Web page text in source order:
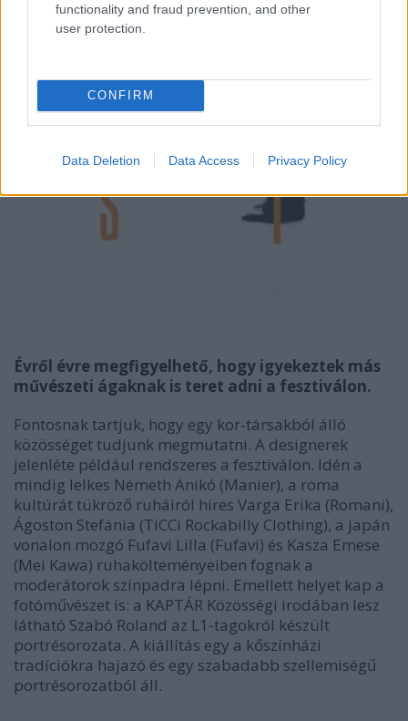
functionality and fraud prevention, and other
user protection.
CONFIRM
Data Deletion Data Access Privacy Policy
Évről évre megfigyelhető, hogy igyekeztek más
művészeti ágaknak is teret adni a fesztiválon.
Fontosnak tartjuk, hogy egy kor-társakból álló
közösséget tudjunk megmutatni. A designerek
jelenléte például rendszeres a fesztiválon. Idén a
mindig lelkes Németh Anikó (Manier), a roma
kultúrát tükröző ruháiról híres Varga Erika (Romani),
Ágoston Stefánia (TiCCi Rockabilly Clothing), a japán
vonalon mozgó Fufavi Lilla (Fufavi) és Kasza Emese
(Mei Kawa) ruhakölteményeiben fognak a
moderátorok színpadra lépni. Emellett helyet kap a
fotóművészet is: a KAPTÁR Közösségi irodában lesz
látható Szabó Roland az L1-tagokról készült
portrésorozata. A kiállítás egy a kőszínházi
tradíciókra hajazó és egy szabadabb szellemiségű
portrésorozatból áll.